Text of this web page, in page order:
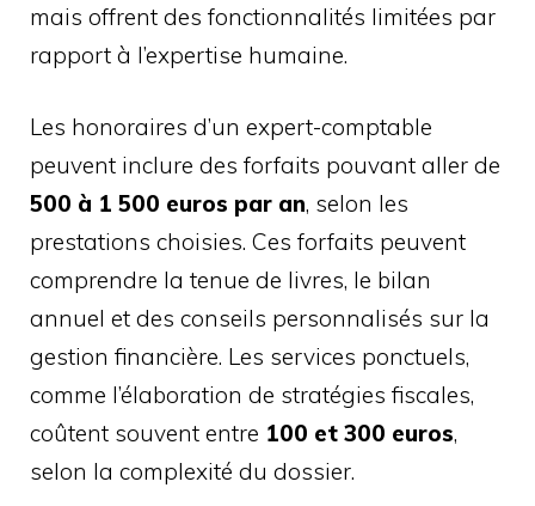
mais offrent des fonctionnalités limitées par
rapport à l’expertise humaine.
Les honoraires d’un expert-comptable
peuvent inclure des forfaits pouvant aller de
500 à 1 500 euros par an, selon les
prestations choisies. Ces forfaits peuvent
comprendre la tenue de livres, le bilan
annuel et des conseils personnalisés sur la
gestion financière. Les services ponctuels,
comme l’élaboration de stratégies fiscales,
coûtent souvent entre 100 et 300 euros,
selon la complexité du dossier.